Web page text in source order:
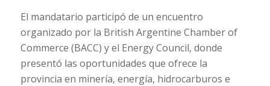
El mandatario participó de un encuentro
organizado por la British Argentine Chamber of
Commerce (BACC) y el Energy Council, donde
presentó las oportunidades que ofrece la
provincia en minería, energía, hidrocarburos e